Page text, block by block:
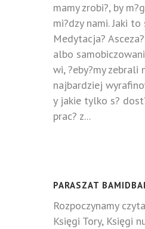
mamy zrobi?, by
mi?dzy nami. Jaki to
Medytacja?
albo
wi, ?eby?my zebrali
najbardziej
y jakie tylko s?
prac? z...
PARASZAT
Rozpoczynamy
Księgi Tory, Księgi